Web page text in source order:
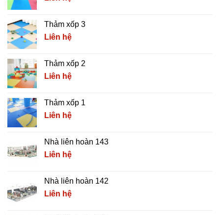
Thảm xốp 3
Liên hệ
Thảm xốp 2
Liên hệ
Thảm xốp 1
Liên hệ
Nhà liên hoàn 143
Liên hệ
Nhà liên hoàn 142
Liên hệ